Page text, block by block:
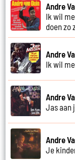
Andre
Ik wil
doen zo
Andre
Ik wil
Andre
Jas aan
Andre
Je